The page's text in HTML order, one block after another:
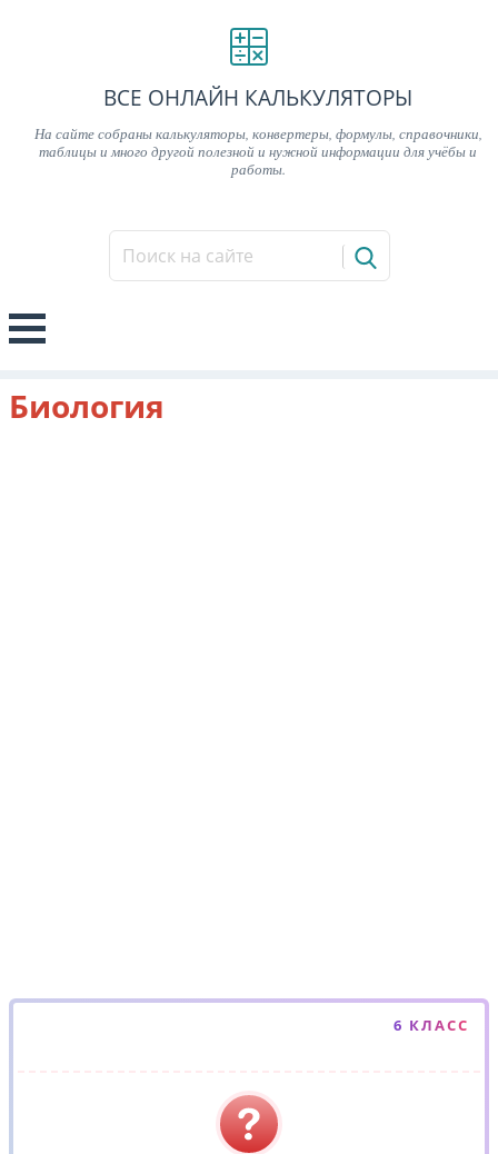
ВСЕ ОНЛАЙН КАЛЬКУЛЯТОРЫ
На сайте собраны калькуляторы, конвертеры, формулы, справочники,
таблицы и много другой полезной и нужной информации для учёбы и
работы.
Биология
6 КЛАСС